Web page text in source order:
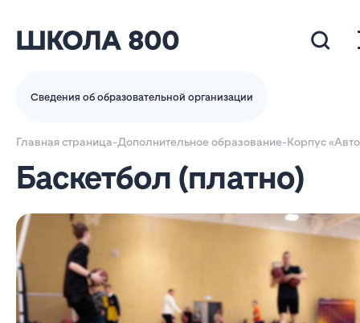
Сведения об образовательной организации
Главная страница-Дополнительное образование-Корпус
Баскетбол (платно)